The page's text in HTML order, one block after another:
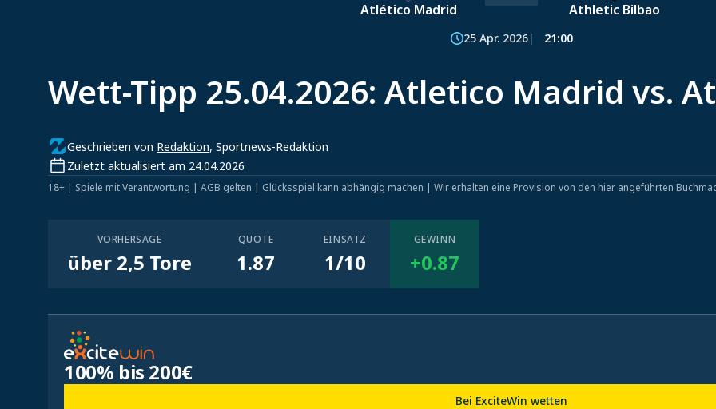
Atlético Madrid Athletic Bilbao
25 Apr. 2026 21:00
Wett-Tipp 25.04.2026: Atletico Madrid vs.
Geschrieben von Redaktion, Sportnews-Redaktion
Zuletzt aktualisiert am 24.04.2026
18+ | Spiele mit Verantwortung | AGB gelten | Glücksspiel kann abhängig machen | Wir erhalten eine Provision von den hier angeführten
VORHERSAGE
über 2,5 Tore
QUOTE
1.87
EINSATZ
1/10
GEWINN
+0.87
100% bis 200€
Bei ExciteWin wetten